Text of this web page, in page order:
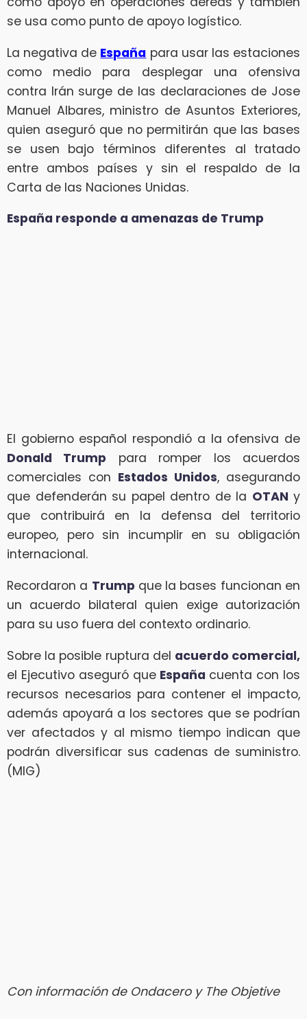
se usa como punto de apoyo logístico.
La negativa de España para usar las estaciones
como medio para desplegar una ofensiva
contra Irán surge de las declaraciones de Jose
Manuel Albares, ministro de Asuntos Exteriores,
quien aseguró que no permitirán que las bases
se usen bajo términos diferentes al tratado
entre ambos países y sin el respaldo de la
Carta de las Naciones Unidas.
España responde a amenazas de Trump
El gobierno español respondió a la ofensiva de
Donald Trump para romper los acuerdos
comerciales con Estados Unidos, asegurando
que defenderán su papel dentro de la OTAN y
que contribuirá en la defensa del territorio
europeo, pero sin incumplir en su obligación
internacional.
Recordaron a Trump que la bases funcionan en
un acuerdo bilateral quien exige autorización
para su uso fuera del contexto ordinario.
Sobre la posible ruptura del acuerdo comercial,
el Ejecutivo aseguró que España cuenta con los
recursos necesarios para contener el impacto,
además apoyará a los sectores que se podrían
ver afectados y al mismo tiempo indican que
podrán diversificar sus cadenas de suministro.
(MIG)
Con información de Ondacero y The Objetive